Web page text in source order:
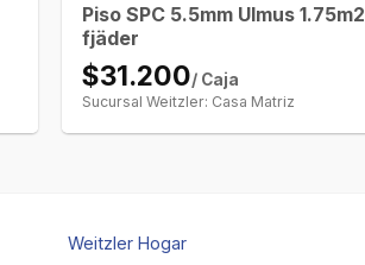
Piso SPC 5.5mm Ulmus 1.75m2
fjäder
$31.200/ Caja
Sucursal Weitzler: Casa Matriz
Weitzler Hogar